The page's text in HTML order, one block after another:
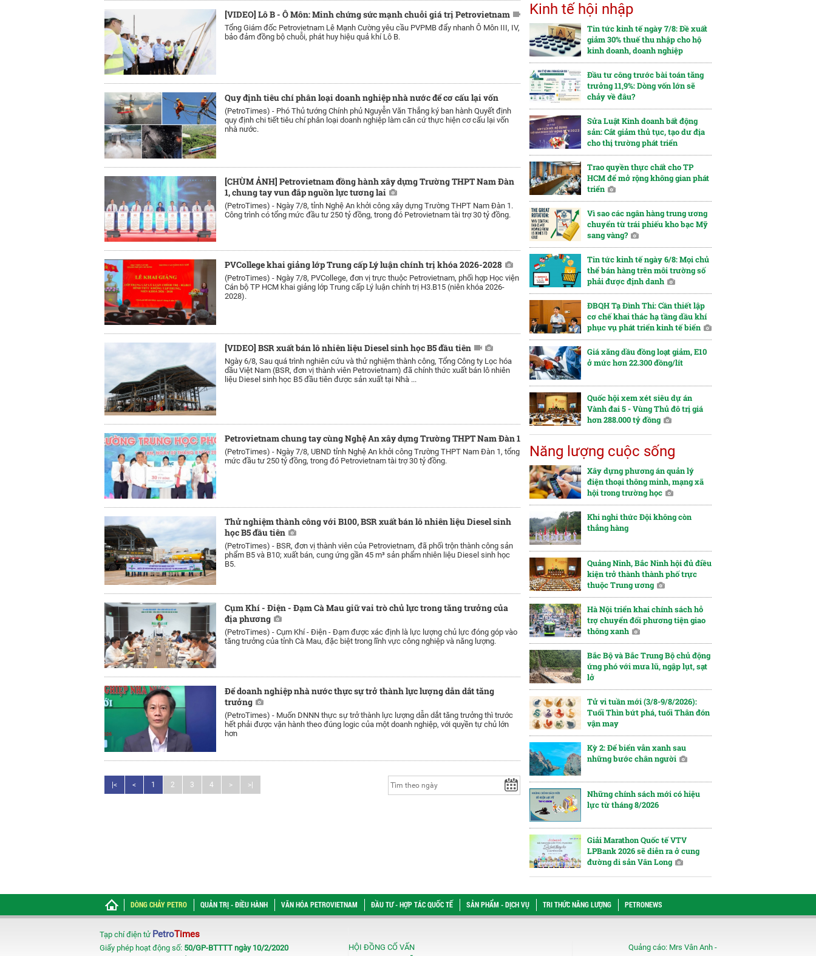
[VIDEO] Lô B - Ô Môn: Minh chứng sức mạnh chuỗi giá trị Petrovietnam
Tổng Giám đốc Petrovietnam Lê Mạnh Cường yêu cầu PVPMB đẩy nhanh Ô Môn III, IV,
bảo đảm đồng bộ chuỗi, phát huy hiệu quả khí Lô B.
Quy định tiêu chí phân loại doanh nghiệp nhà nước để cơ cấu lại vốn
(PetroTimes) - Phó Thủ tướng Chính phủ Nguyễn Văn Thắng ký ban hành Quyết định
quy định chi tiết tiêu chí phân loại doanh nghiệp làm căn cứ thực hiện cơ cấu lại vốn
nhà nước.
[CHÙM ẢNH] Petrovietnam đồng hành xây dựng Trường THPT Nam Đàn
1, chung tay vun đắp nguồn lực tương lai
(PetroTimes) - Ngày 7/8, tỉnh Nghệ An khởi công xây dựng Trường THPT Nam Đàn 1.
Công trình có tổng mức đầu tư 250 tỷ đồng, trong đó Petrovietnam tài trợ 30 tỷ đồng.
PVCollege khai giảng lớp Trung cấp Lý luận chính trị khóa 2026-2028
(PetroTimes) - Ngày 7/8, PVCollege, đơn vị trực thuộc Petrovietnam, phối hợp Học viện
Cán bộ TP HCM khai giảng lớp Trung cấp Lý luận chính trị H3.B15 (niên khóa 2026-
2028).
[VIDEO] BSR xuất bán lô nhiên liệu Diesel sinh học B5 đầu tiên
Ngày 6/8, Sau quá trình nghiên cứu và thử nghiệm thành công, Tổng Công ty Lọc hóa
dầu Việt Nam (BSR, đơn vị thành viên Petrovietnam) đã chính thức xuất bán lô nhiên
liệu Diesel sinh học B5 đầu tiên được sản xuất tại Nhà ...
Petrovietnam chung tay cùng Nghệ An xây dựng Trường THPT Nam Đàn 1
(PetroTimes) - Ngày 7/8, UBND tỉnh Nghệ An khởi công Trường THPT Nam Đàn 1, tổng
mức đầu tư 250 tỷ đồng, trong đó Petrovietnam tài trợ 30 tỷ đồng.
Thử nghiệm thành công với B100, BSR xuất bán lô nhiên liệu Diesel sinh
học B5 đầu tiên
(PetroTimes) - BSR, đơn vị thành viên của Petrovietnam, đã phối trộn thành công sản
phẩm B5 và B10; xuất bán, cung ứng gần 45 m³ sản phẩm nhiên liệu Diesel sinh học
B5.
Cụm Khí - Điện - Đạm Cà Mau giữ vai trò chủ lực trong tăng trưởng của
địa phương
(PetroTimes) - Cụm Khí - Điện - Đạm được xác định là lực lượng chủ lực đóng góp vào
tăng trưởng của tỉnh Cà Mau, đặc biệt trong lĩnh vực công nghiệp và năng lượng.
Để doanh nghiệp nhà nước thực sự trở thành lực lượng dẫn dắt tăng
trưởng
(PetroTimes) - Muốn DNNN thực sự trở thành lực lượng dẫn dắt tăng trưởng thì trước
hết phải được vận hành theo đúng logic của một doanh nghiệp, với quyền tự chủ lớn
hơn
|< < 1 2 3 4 > >|
Kinh tế hội nhập
Tin tức kinh tế ngày 7/8: Đề xuất
giảm 30% thuế thu nhập cho hộ
kinh doanh, doanh nghiệp
Đầu tư công trước bài toán tăng
trưởng 11,9%: Dòng vốn lớn sẽ
chảy về đâu?
Sửa Luật Kinh doanh bất động
sản: Cắt giảm thủ tục, tạo dư địa
cho thị trường phát triển
Trao quyền thực chất cho TP
HCM để mở rộng không gian phát
triển
Vì sao các ngân hàng trung ương
chuyển từ trái phiếu kho bạc Mỹ
sang vàng?
Tin tức kinh tế ngày 6/8: Mọi chủ
thể bán hàng trên môi trường số
phải được định danh
ĐBQH Tạ Đình Thi: Cần thiết lập
cơ chế khai thác hạ tầng dầu khí
phục vụ phát triển kinh tế biển
Giá xăng dầu đồng loạt giảm, E10
ở mức hơn 22.300 đồng/lít
Quốc hội xem xét siêu dự án
Vành đai 5 - Vùng Thủ đô trị giá
hơn 288.000 tỷ đồng
Năng lượng cuộc sống
Xây dựng phương án quản lý
điện thoại thông minh, mạng xã
hội trong trường học
Khi nghi thức Đội không còn
thẳng hàng
Quảng Ninh, Bắc Ninh hội đủ điều
kiện trở thành thành phố trực
thuộc Trung ương
Hà Nội triển khai chính sách hỗ
trợ chuyển đổi phương tiện giao
thông xanh
Bắc Bộ và Bắc Trung Bộ chủ động
ứng phó với mưa lũ, ngập lụt, sạt
lở
Tử vi tuần mới (3/8-9/8/2026):
Tuổi Thìn bứt phá, tuổi Thân đón
vận may
Kỳ 2: Để biển vẫn xanh sau
những bước chân người
Những chính sách mới có hiệu
lực từ tháng 8/2026
Giải Marathon Quốc tế VTV
LPBank 2026 sẽ diễn ra ở cung
đường di sản Vân Long
DÒNG CHẢY PETRO QUẢN TRỊ - ĐIỀU HÀNH VĂN HÓA PETROVIETNAM ĐẦU TƯ - HỢP TÁC QUỐC TẾ SẢN PHẨM - DỊCH VỤ TRI THỨC NĂNG LƯỢNG PETRONEWS
Tạp chí điện tử PetroTimes
Giấy phép hoạt động số: 50/GP-BTTTT ngày 10/2/2020 HỘI ĐỒNG CỐ VẤN Quảng cáo: Mrs Vân Anh -